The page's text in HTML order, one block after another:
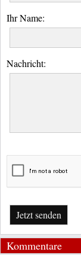
Ihr Name:
Nachricht:
Jetzt senden
Kommentare